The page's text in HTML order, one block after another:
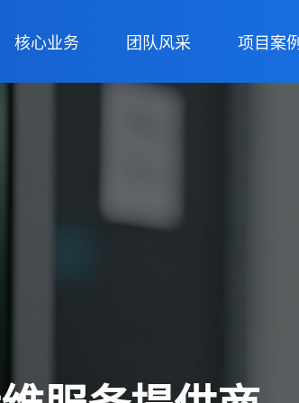
核心业务 团队风采 项目案例